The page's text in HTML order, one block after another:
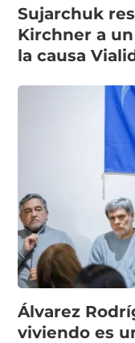
Sujarchuk
Kirchner a
la causa
Álvarez
viviendo es